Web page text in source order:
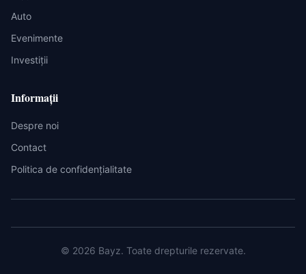
Auto
Evenimente
Investiții
Informații
Despre noi
Contact
Politica de confidențialitate
© 2026 Bayz. Toate drepturile rezervate.